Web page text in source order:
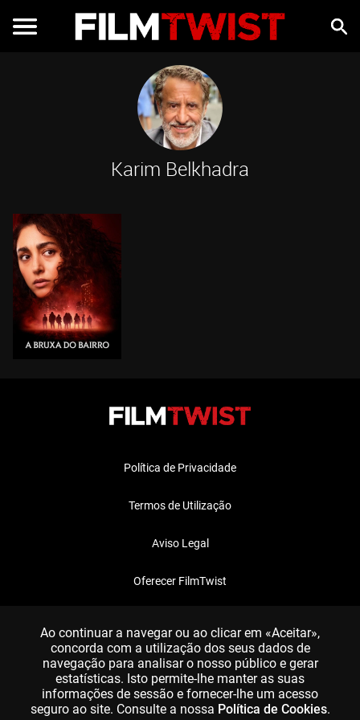
Karim Belkhadra
Política de Privacidade
Termos de Utilização
Aviso Legal
Oferecer FilmTwist
Ao continuar a navegar ou ao clicar em «Aceitar»,
concorda com a utilização dos seus dados de
navegação para analisar o nosso público e gerar
estatísticas. Isto permite-lhe manter as suas
informações de sessão e fornecer-lhe um acesso
seguro ao site. Consulte a nossa Política de Cookies.